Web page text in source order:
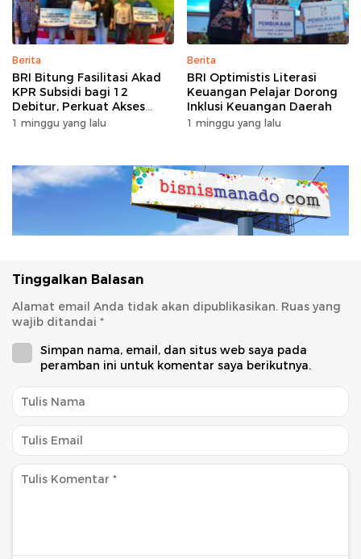
Berita
BRI Bitung Fasilitasi Akad
KPR Subsidi bagi 12
Debitur, Perkuat Akses
Hunian Masyarakat
1 minggu yang lalu
Berita
BRI Optimistis Literasi
Keuangan Pelajar Dorong
Inklusi Keuangan Daerah
1 minggu yang lalu
Tinggalkan Balasan
Alamat email Anda tidak akan dipublikasikan. Ruas yang
wajib ditandai *
Simpan nama, email, dan situs web saya pada
peramban ini untuk komentar saya berikutnya.